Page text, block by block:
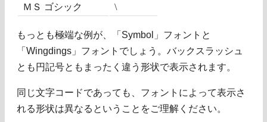
ＭＳ ゴシック
\
もっとも極端な例が、「Symbol」フォントと
「Wingdings」フォントでしょう。バックスラッシュ
とも円記号ともまったく違う形状で表示されます。
同じ文字コードであっても、フォントによって表示さ
れる形状は異なるということをご理解ください。